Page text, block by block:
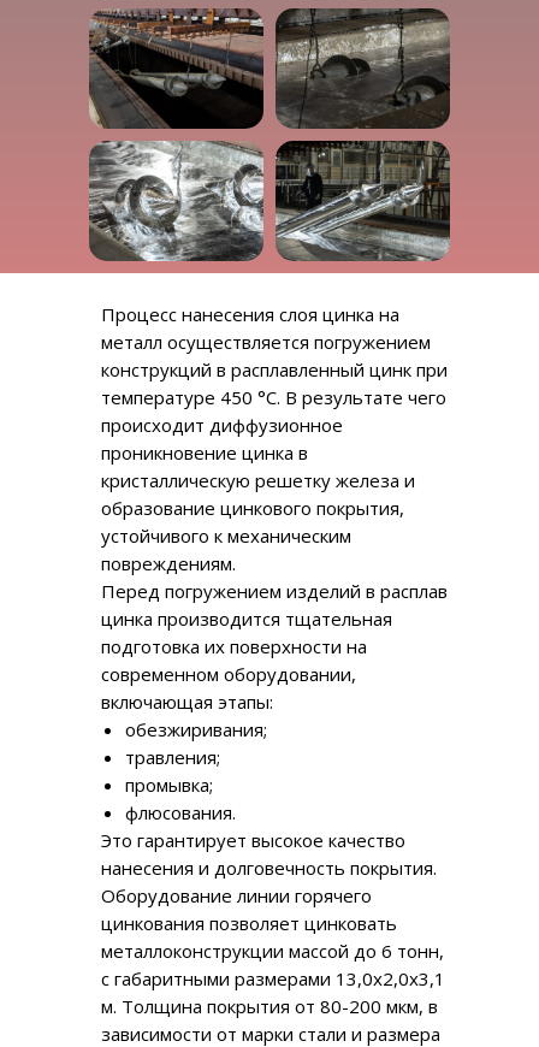
Процесс нанесения слоя цинка на
металл осуществляется погружением
конструкций в расплавленный цинк при
температуре 450 °С. В результате чего
происходит диффузионное
проникновение цинка в
кристаллическую решетку железа и
образование цинкового покрытия,
устойчивого к механическим
повреждениям.
Перед погружением изделий в расплав
цинка производится тщательная
подготовка их поверхности на
современном оборудовании,
включающая этапы:
обезжиривания;
травления;
промывка;
флюсования.
Это гарантирует высокое качество
нанесения и долговечность покрытия.
Оборудование линии горячего
цинкования позволяет цинковать
металлоконструкции массой до 6 тонн,
с габаритными размерами 13,0х2,0х3,1
м. Толщина покрытия от 80-200 мкм, в
зависимости от марки стали и размера